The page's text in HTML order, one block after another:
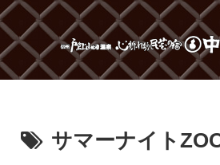
サマーナイト